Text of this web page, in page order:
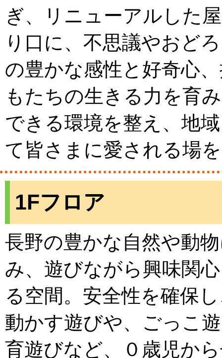
ぎ、リニューアルした
り口に、不思議やおど
の豊かな感性と好奇心
もたちの生きる力を育
できる環境を整え、地
て皆さまに愛される場
1Fフロア
長野の豊かな自然や動
み、遊びながら興味関
る空間。安全性を確保
動かす遊びや、ごっこ
育遊びなど、０歳児か